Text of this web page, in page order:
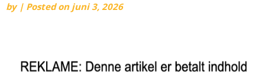
by | Posted on juni 3, 2026